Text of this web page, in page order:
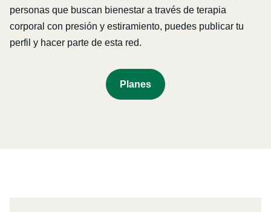
personas que buscan bienestar a través de terapia
corporal con presión y estiramiento, puedes publicar tu
perfil y hacer parte de esta red.
P Lanes